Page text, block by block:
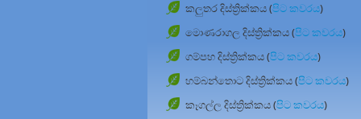
කලුතර දිස්ත්‍රික්කය (පිට කවරය)
මොණරාගල දිස්ත්‍රික්කය (පිට කවරය)
ගම්පහ දිස්ත්‍රික්කය (පිට කවරය)
හම්බන්තොට දිස්ත්‍රික්කය (පිට කවරය)
කෑගල්ල දිස්ත්‍රික්කය (පිට කවරය)